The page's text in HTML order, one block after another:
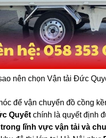
nên chọn Vận tải Đức
để vận chuyển đồ cồng
Quyết chính là quyết định
lĩnh vực vận tải và